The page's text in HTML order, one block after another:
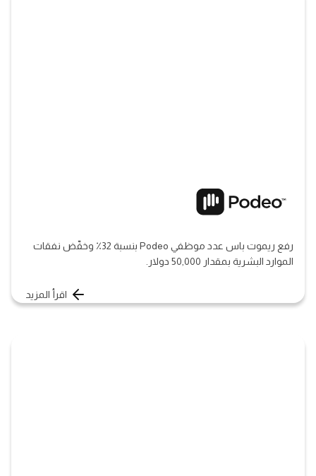
رفع ريموت باس عدد موظفي Podeo بنسبة 32٪ وخفّض نفقات
الموارد البشرية بمقدار 50,000 دولار.
اقرأ المزيد